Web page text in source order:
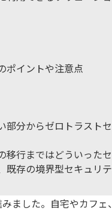
ポイントや注意点
部分からゼロトラスト
移行まではどういった
既存の境界型セキュリ
ました。自宅やカフ